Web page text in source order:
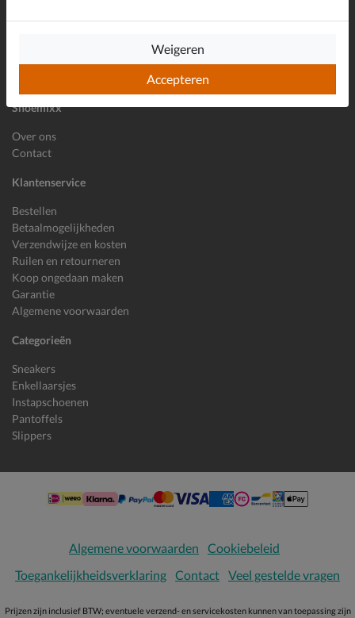
Shoemixx
Over ons
Contact
Klantenservice
Bestellen
Betaalmogelijkheden
Verzendwijze en kosten
Ruilen en retourneren
Koop ongedaan maken
Garantie
Algemene voorwaarden
Categorieën
Sneakers
Enkellaarsjes
Instapschoenen
Pantoffels
Slippers
Algemene voorwaarden
Cookiebeleid
Toegankelijkheidsverklaring Contact Veel gestelde vragen
Prijzen zijn inclusief BTW; eventuele verzend- en servicekosten kunnen van toepassing zijn
Accepteren
Weigeren